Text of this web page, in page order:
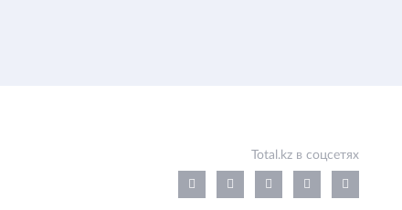
Total.kz в соцсетях